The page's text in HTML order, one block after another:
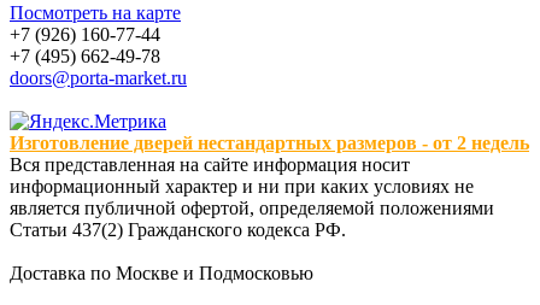
Посмотреть на карте
+7 (926) 160-77-44
+7 (495) 662-49-78
doors@porta-market.ru
Изготовление дверей нестандартных размеров - от 2 недель
Вся представленная на сайте информация носит
информационный характер и ни при каких условиях не
является публичной офертой, определяемой положениями
Статьи 437(2) Гражданского кодекса РФ.
Доставка по Москве и Подмосковью